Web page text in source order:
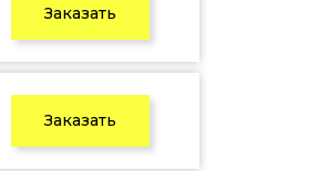
Заказать
Заказать